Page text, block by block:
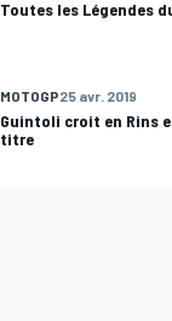
Toutes les Légendes
MOTOGP25 avr. 2019
Guintoli croit en Rins
titre